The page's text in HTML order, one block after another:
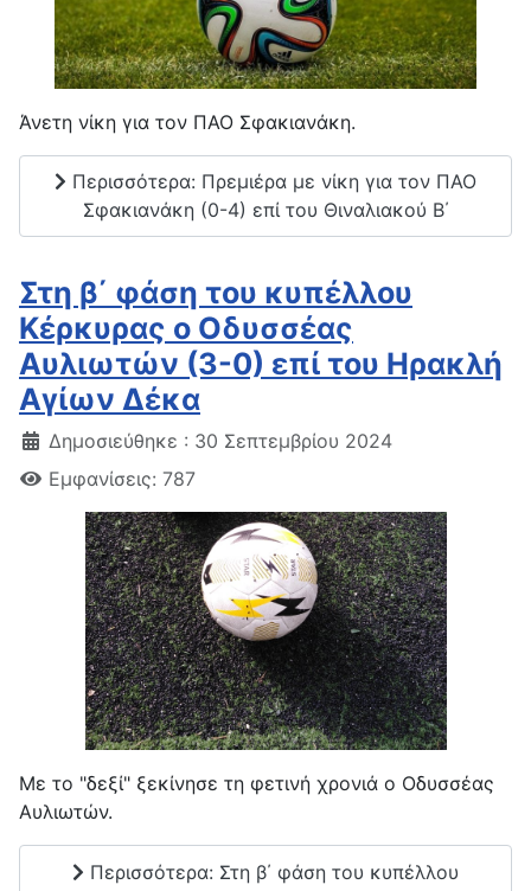
Άνετη νίκη για τον ΠΑΟ Σφακιανάκη.
Περισσότερα: Πρεμιέρα με νίκη για τον ΠΑΟ
Σφακιανάκη (0-4) επί του Θιναλιακού Β΄
Στη β΄ φάση του κυπέλλου
Κέρκυρας ο Οδυσσέας
Αυλιωτών (3-0) επί του Ηρακλή
Αγίων Δέκα
Δημοσιεύθηκε : 30 Σεπτεμβρίου 2024
Εμφανίσεις: 787
Με το "δεξί" ξεκίνησε τη φετινή χρονιά ο Οδυσσέας
Αυλιωτών.
Περισσότερα: Στη β΄ φάση του κυπέλλου